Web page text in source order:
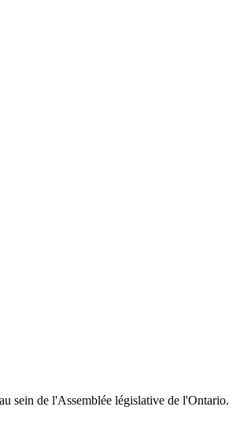
sein de l'Assemblée législative de l'Ontario.